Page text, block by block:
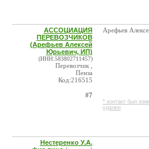
АССОЦИАЦИЯ
ПЕРЕВОЗЧИКОВ
(Арефьев Алексей
Юрьевич, ИП)
(ИНН:583802711457)
Перевозчик ,
Пенза
Код:216515
#7
Арефьев
* контакт был
удален
Нестеренко У.А.